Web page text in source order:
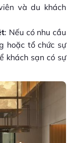
và du khách
: Nếu có nhu cầu
hoặc tổ chức sự
khách sạn có sự